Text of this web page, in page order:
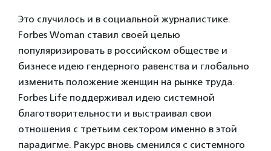
Это случилось и в социальной журналистике.
Forbes Woman ставил своей целью
популяризировать в российском обществе и
бизнесе идею гендерного равенства и глобально
изменить положение женщин на рынке труда.
Forbes Life поддерживал идею системной
благотворительности и выстраивал свои
отношения с третьим сектором именно в этой
парадигме. Ракурс вновь сменился с системного